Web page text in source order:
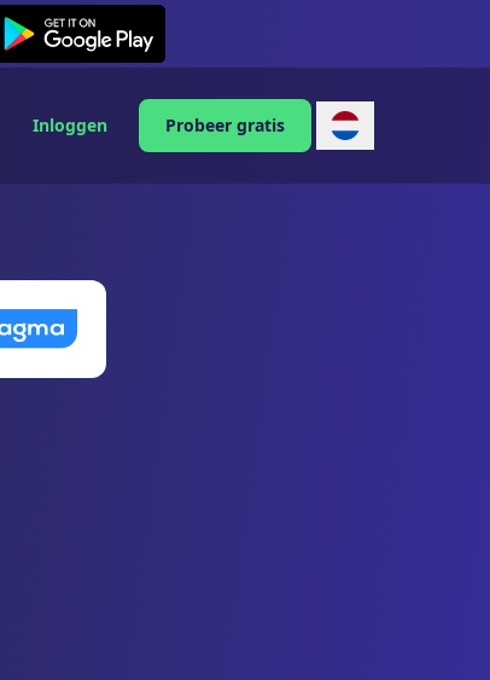
on Android
Inloggen Probeer gratis